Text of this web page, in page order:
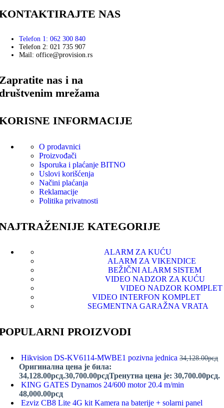
NAS
Telefon 1: 062 300 840
Telefon 2: 021 735 907
Mail: office@provision.rs
nas i na
mrežama
INFORMACIJE
O prodavnici
Proizvođači
Isporuka i plaćanje BITNO
Uslovi korišćenja
Načini plaćanja
Reklamacije
Politika privatnosti
KATEGORIJE
ALARM ZA KUĆU
ALARM ZA VIKENDICE
BEŽIČNI ALARM SISTEM
VIDEO NADZOR ZA KUĆU
VIDEO NADZOR KOMPLET
VIDEO INTERFON KOMPLET
SEGMENTNA GARAŽNA VRATA
PROIZVODI
Hikvision DS-KV6114-MWBE1 pozivna jednica 34,128.00рсд
Оригинална цена је била:
34,128.00рсд.30,700.00рсдТренутна цена је: 30,700.00рсд.
KING GATES Dynamos 24/600 motor 20.4 m/min
48,000.00рсд
Ezviz CB8 Lite 4G kit Kamera na baterije + solarni panel